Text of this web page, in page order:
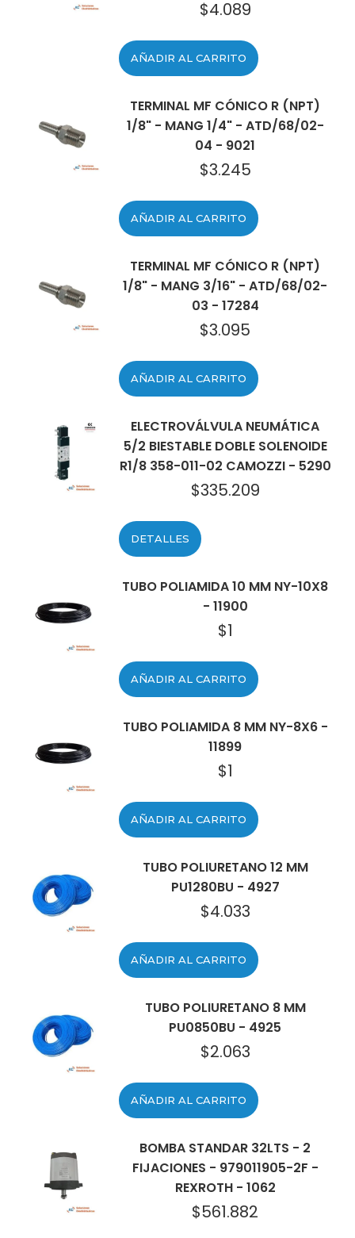
$4.089
AÑADIR AL CARRITO
TERMINAL MF CÓNICO R (NPT)
1/8" - MANG 1/4" - ATD/68/02-
04 - 9021
$3.245
AÑADIR AL CARRITO
TERMINAL MF CÓNICO R (NPT)
1/8" - MANG 3/16" - ATD/68/02-
03 - 17284
$3.095
AÑADIR AL CARRITO
ELECTROVÁLVULA NEUMÁTICA
5/2 BIESTABLE DOBLE SOLENOIDE
R1/8 358-011-02 CAMOZZI - 5290
$335.209
DETALLES
TUBO POLIAMIDA 10 MM NY-10X8
- 11900
$1
AÑADIR AL CARRITO
TUBO POLIAMIDA 8 MM NY-8X6 -
11899
$1
AÑADIR AL CARRITO
TUBO POLIURETANO 12 MM
PU1280BU - 4927
$4.033
AÑADIR AL CARRITO
TUBO POLIURETANO 8 MM
PU0850BU - 4925
$2.063
AÑADIR AL CARRITO
BOMBA STANDAR 32LTS - 2
FIJACIONES - 979011905-2F -
REXROTH - 1062
$561.882